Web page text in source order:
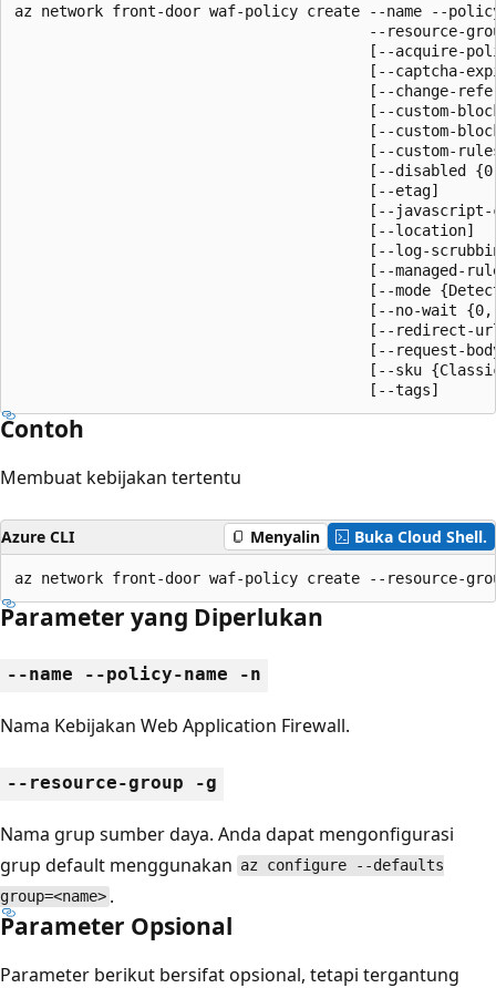
az network front-door waf-policy create --name --
--resource-
[--acquire-
[--captcha-
[--change-
[--custom-
[--custom-
[--custom-
[--disabled
                                        [--etag]
[--
                                        [--location]
[--log-
[--managed-
[--mode
[--no-wait
[--redirect-
[--request-
[--sku
                                        [--tags]
Contoh
Membuat kebijakan tertentu
Azure CLI Menyalin Buka Cloud Shell.
az network front-door waf-policy create --resource-
Parameter yang Diperlukan
--name --policy-name -n
Nama Kebijakan Web Application Firewall.
--resource-group -g
Nama grup sumber daya. Anda dapat mengonfigurasi
grup default menggunakan az configure --defaults
group=<name> .
Parameter Opsional
Parameter berikut bersifat opsional, tetapi tergantung